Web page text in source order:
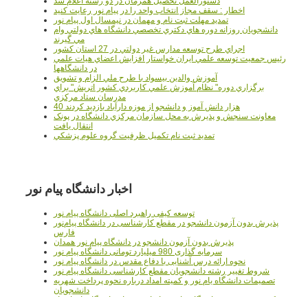
اخطار : سقف مجاز انتخاب واحد را در پیام نور رعایت کنید
تمدید مهلت ثبت نام و مهمان در نیمسال اول پیام نور
دانشجويان روزانه دوره هاي دكتري تخصصي دانشگاه هاي دولتي وام
مي گيرند
اجراي طرح توسعه مدارس غير دولتي در 27 استان کشور
رئيس جمعيت توسعه علمي ايران خواستار افزايش اعضاي هيات علمي
در دانشگاهها
آموزش والدين بيسواد با طرح ملي الزام و تشويق
برگزاري دوره" نظام آموزش علمي كاربردي كشور اتريش" براي
مدرسان ستاد مرکزي
40 هزار دانش آموز و دانشجو از موزه دارآباد بازديد کردند
معاونت سنجش و پذيرش به محل سازمان مرکزي دانشگاه در پونک
انتقال يافت
تمديد ثبت نام تکميل ظرفيت گروه علوم پزشکي
اخبار دانشگاه پیام نور
توسعه کیفی راهبرد اصلی دانشگاه پیام نور
پذیرش بدون آزمون دانشجو در مقطع کارشناسی در دانشگاه پیام‌نور
فارس
پذیرش بدون آزمون دانشجو در دانشگاه پیام نور همدان
سرمایه گذاری 980 میلیارد تومانی دانشگاه پیام نور
نحوه ارائه درس آشنایی با دفاع مقدس در دانشگاه پیام نور
شروط تغییر رشته دانشجویان مقطع کارشناسی دانشگاه پیام نور
تصمیمات دانشگاه یام نور و کمیته امداد درباره نحوه پرداخت شهریه
دانشجویان